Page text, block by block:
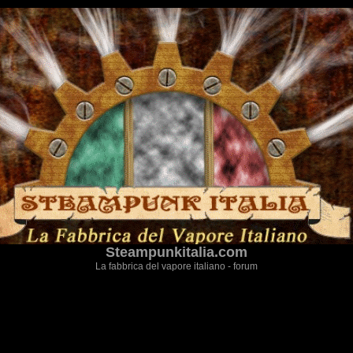
Steampunkitalia.com
La fabbrica del vapore italiano - forum